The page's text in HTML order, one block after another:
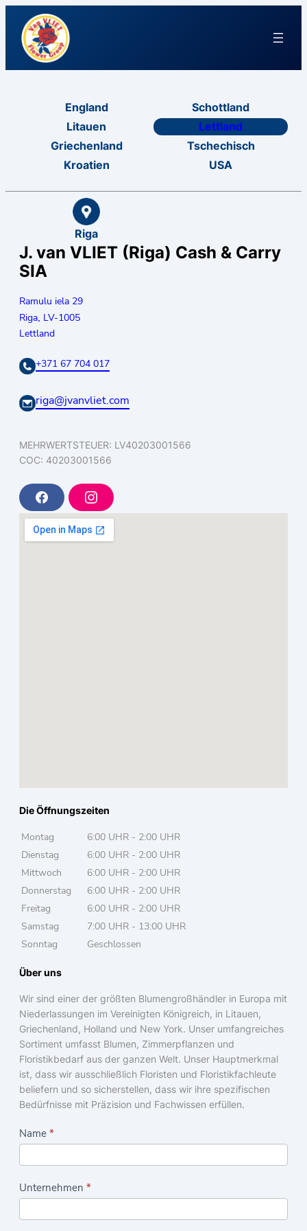
England
Schottland
Litauen
Lettland
Griechenland
Tschechisch
Kroatien
USA
Riga
J. van VLIET (Riga) Cash & Carry
SIA
Ramulu iela 29
Riga, LV-1005
Lettland
+371 67 704 017
riga@jvanvliet.com
MEHRWERTSTEUER: LV40203001566
COC: 40203001566
F
a
c
e
b
I
n
s
t
a
Die Öffnungszeiten
Montag
6:00 UHR - 2:00 UHR
Dienstag
6:00 UHR - 2:00 UHR
Mittwoch
6:00 UHR - 2:00 UHR
Donnerstag
6:00 UHR - 2:00 UHR
Freitag
6:00 UHR - 2:00 UHR
Samstag
7:00 UHR - 13:00 UHR
Sonntag
Geschlossen
Über uns
Wir sind einer der größten Blumengroßhändler in Europa mit
Niederlassungen im Vereinigten Königreich, in Litauen,
Griechenland, Holland und New York. Unser umfangreiches
Sortiment umfasst Blumen, Zimmerpflanzen und
Floristikbedarf aus der ganzen Welt. Unser Hauptmerkmal
ist, dass wir ausschließlich Floristen und Floristikfachleute
beliefern und so sicherstellen, dass wir ihre spezifischen
Bedürfnisse mit Präzision und Fachwissen erfüllen.
C
h
Name *
Unternehmen *